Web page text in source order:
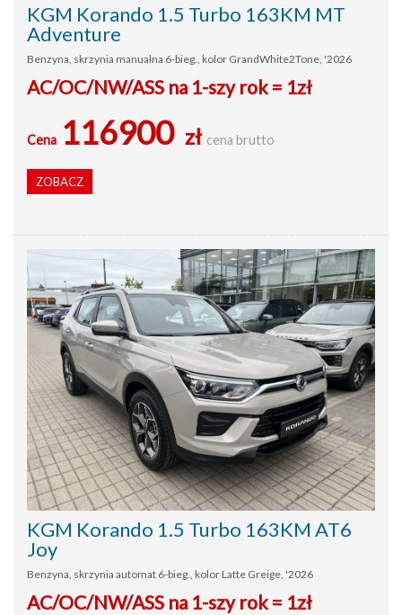
KGM Korando 1.5 Turbo 163KM MT
Adventure
Benzyna, skrzynia manualna 6-bieg., kolor GrandWhite2Tone, '2026
AC/OC/NW/ASS na 1-szy rok = 1zł
Cena 116900 zł cena brutto
ZOBACZ
KGM Korando 1.5 Turbo 163KM AT6
Joy
Benzyna, skrzynia automat 6-bieg., kolor Latte Greige, '2026
AC/OC/NW/ASS na 1-szy rok = 1zł